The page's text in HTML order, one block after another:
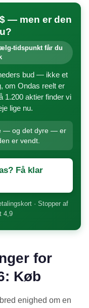
— men er den
tidspunkt får du
bud — ikke et
om Ondas reelt er
1.200 aktier finder vi
lige nu.
— og det dyre — er
er vendt.
Få klar
· Stopper af
4,9
for
Køb
enighed om en